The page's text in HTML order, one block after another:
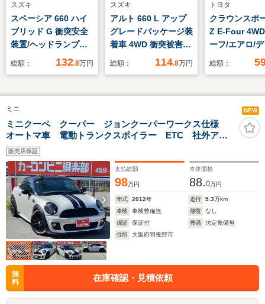
スズキ
スペーシア 660 ハイ
ブリッド G 衝突安全
装置/ヘッドランプ
LED/横滑り防止装置/
運転席/エアバッグ 助
手席/エアバッグ サイ
ド/パワーウインドウ/
エンジンスタートボタ
ン
総額： 132.8万円
スズキ
アルト 660 L アップ
グレードパッケージ装
着車 4WD 衝突被害軽
減ブレーキ/誤発信抑
オ/AppleCarPlay/AndroidAuto/
ートヘッドライト/前
席シートヒーター
総額： 114.8万円
トヨタ
クラウンスポ
Z E-Four
ーフ/エアロ/
レイオーディ
全方位モニタ
逸脱防止支援
ム/シート フ
総額：
ミニ NEW
ミニクーペ クーパー ジョンクーパーワークス仕様
オートマ車 電動トランクスポイラー ETC 社外アル
ミホイール ダウンサス プッシュスタート
販売店保証
支払総額
98万円
本体価格
88.0万円
年式 2012年 走行 5.3万km
車検
車検整備無 修復
なし
保証
保証付 整備
法定整備無
住所
大阪府羽曳野市
無
料
在庫確認・見積依頼